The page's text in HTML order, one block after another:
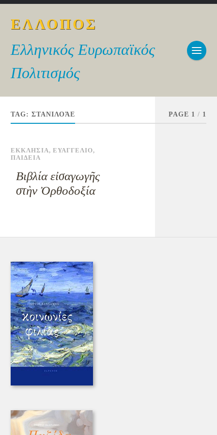
ΕΛΛΟΠΟΣ
Ελληνικός Ευρωπαϊκός
Πολιτισμός
TAG:ΣΤΑΝΙΛΟΆΕ PAGE 1 / 1
ΕΚΚΛΗΣΙΑ,ΕΥΑΓΓΕΛΙΟ,
ΠΑΙΔΕΙΑ
Βιβλία εἰσαγωγῆς
στὴν Ὀρθοδοξία